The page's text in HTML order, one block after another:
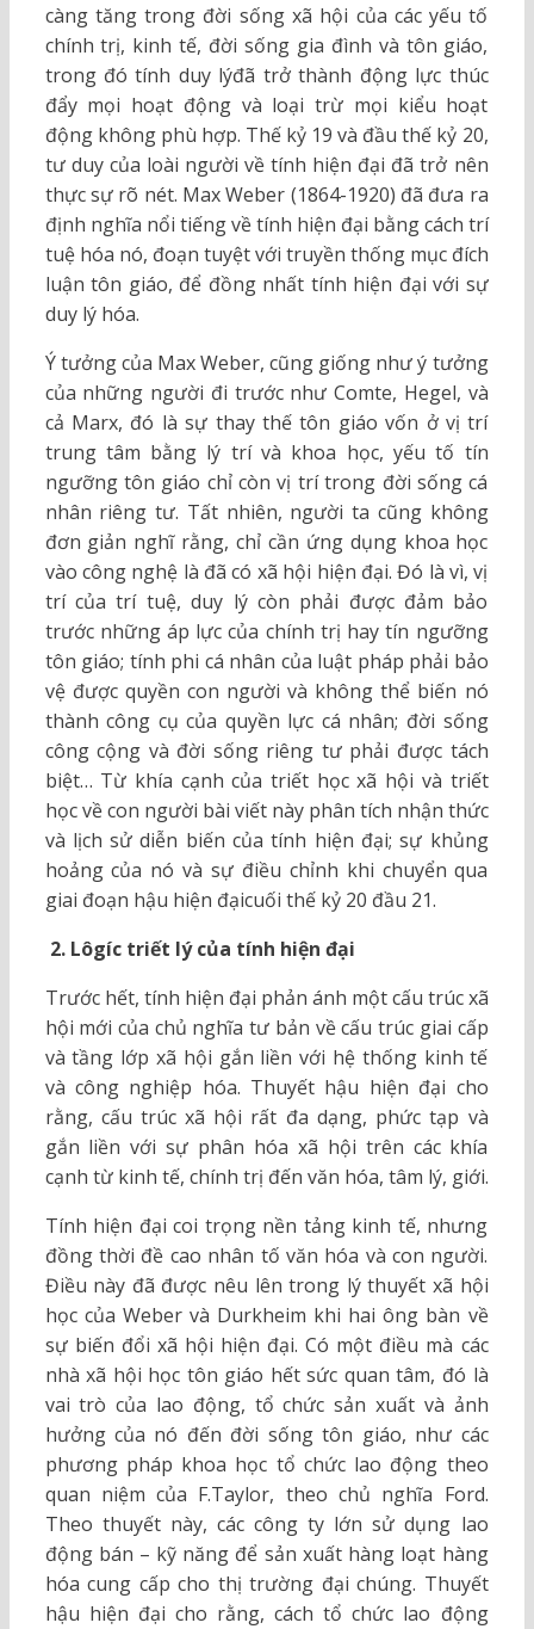
càng tăng trong đời sống xã hội của các yếu tố
chính trị, kinh tế, đời sống gia đình và tôn giáo,
trong đó tính duy lýđã trở thành động lực thúc
đẩy mọi hoạt động và loại trừ mọi kiểu hoạt
động không phù hợp. Thế kỷ 19 và đầu thế kỷ 20,
tư duy của loài người về tính hiện đại đã trở nên
thực sự rõ nét. Max Weber (1864-1920) đã đưa ra
định nghĩa nổi tiếng về tính hiện đại bằng cách trí
tuệ hóa nó, đoạn tuyệt với truyền thống mục đích
luận tôn giáo, để đồng nhất tính hiện đại với sự
duy lý hóa.
Ý tưởng của Max Weber, cũng giống như ý tưởng
của những người đi trước như Comte, Hegel, và
cả Marx, đó là sự thay thế tôn giáo vốn ở vị trí
trung tâm bằng lý trí và khoa học, yếu tố tín
ngưỡng tôn giáo chỉ còn vị trí trong đời sống cá
nhân riêng tư. Tất nhiên, người ta cũng không
đơn giản nghĩ rằng, chỉ cần ứng dụng khoa học
vào công nghệ là đã có xã hội hiện đại. Đó là vì, vị
trí của trí tuệ, duy lý còn phải được đảm bảo
trước những áp lực của chính trị hay tín ngưỡng
tôn giáo; tính phi cá nhân của luật pháp phải bảo
vệ được quyền con người và không thể biến nó
thành công cụ của quyền lực cá nhân; đời sống
công cộng và đời sống riêng tư phải được tách
biệt… Từ khía cạnh của triết học xã hội và triết
học về con người bài viết này phân tích nhận thức
và lịch sử diễn biến của tính hiện đại; sự khủng
hoảng của nó và sự điều chỉnh khi chuyển qua
giai đoạn hậu hiện đạicuối thế kỷ 20 đầu 21.
2. Lôgíc triết lý của tính hiện đại
Trước hết, tính hiện đại phản ánh một cấu trúc xã
hội mới của chủ nghĩa tư bản về cấu trúc giai cấp
và tầng lớp xã hội gắn liền với hệ thống kinh tế
và công nghiệp hóa. Thuyết hậu hiện đại cho
rằng, cấu trúc xã hội rất đa dạng, phức tạp và
gắn liền với sự phân hóa xã hội trên các khía
cạnh từ kinh tế, chính trị đến văn hóa, tâm lý, giới.
Tính hiện đại coi trọng nền tảng kinh tế, nhưng
đồng thời đề cao nhân tố văn hóa và con người.
Điều này đã được nêu lên trong lý thuyết xã hội
học của Weber và Durkheim khi hai ông bàn về
sự biến đổi xã hội hiện đại. Có một điều mà các
nhà xã hội học tôn giáo hết sức quan tâm, đó là
vai trò của lao động, tổ chức sản xuất và ảnh
hưởng của nó đến đời sống tôn giáo, như các
phương pháp khoa học tổ chức lao động theo
quan niệm của F.Taylor, theo chủ nghĩa Ford.
Theo thuyết này, các công ty lớn sử dụng lao
động bán – kỹ năng để sản xuất hàng loạt hàng
hóa cung cấp cho thị trường đại chúng. Thuyết
hậu hiện đại cho rằng, cách tổ chức lao động